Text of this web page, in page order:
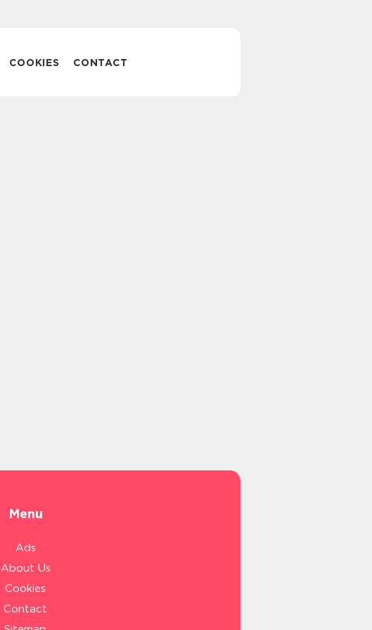
COOKIES CONTACT
Menu
Ads
About Us
Cookies
Contact